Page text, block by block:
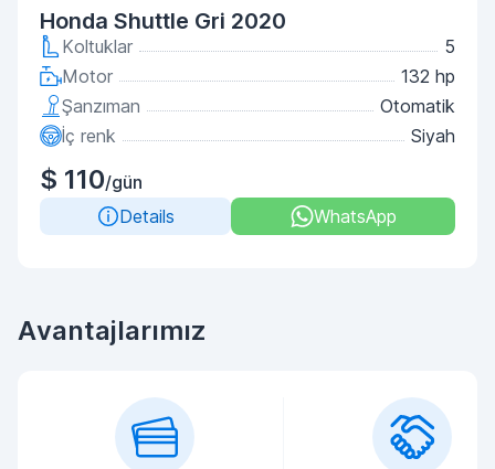
Honda Shuttle Gri 2020
Koltuklar
5
Motor
132 hp
Şanzıman
Otomatik
İç renk
Siyah
$ 110/gün
Details
WhatsApp
Avantajlarımız